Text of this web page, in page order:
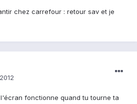
chez carrefour : retour sav et je
fonctionne quand tu tourne ta